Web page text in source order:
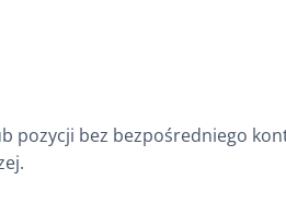
pozycji bez bezpośredniego